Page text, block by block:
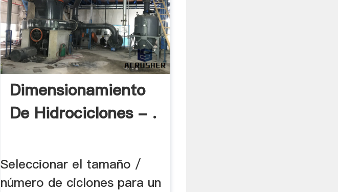
Dimensionamiento
De Hidrociclones - .
Seleccionar el tamaño /
número de ciclones para un